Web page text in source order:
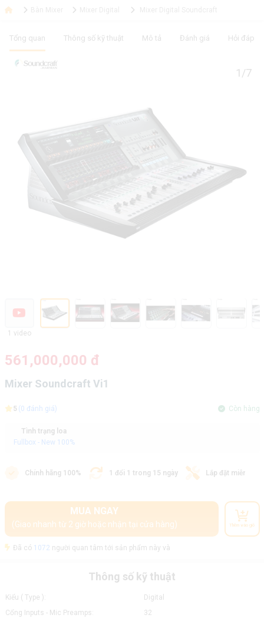
Tổng quan Thông số kỹ thuật Mô tả Đánh giá Hỏi đáp
1/7
1 video
561,000,000 đ
Mixer Soundcraft Vi1
5 (0 đánh giá) Còn hàng
Tình trạng loa
Fullbox - New 100%
Chính hãng 100% 1 đổi 1 trong 15 ngày Lắp đặt miễn phí
MUA NGAY
(Giao nhanh từ 2 giờ hoặc nhận tại cửa hàng) Thêm vào giỏ
Đã có 1072 người quan tâm tới sản phẩm này và
Thông số kỹ thuật
Kiểu ( Type ):
Digital
Cổng Inputs - Mic Preamps:
32